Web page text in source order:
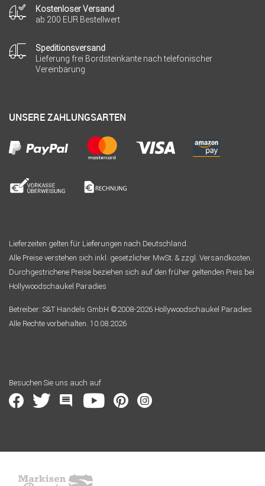
Kostenloser Versand
ab 200 EUR Bestellwert
Speditionsversand
Lieferung frei Bordsteinkante nach telefonischer
Vereinbarung
UNSERE ZAHLUNGSARTEN
Lieferzeiten gelten für Lieferungen nach Deutschland.
Alle Preise verstehen sich inkl. gesetzlicher MwSt. & zzgl. Versandkosten.
Durchgestrichene Preise beziehen sich auf den früher geltenden Preis bei
Hollywoodschaukel Paradies
Betreiber: S&T Handels GmbH ©2008-2026 Hollywoodschaukel Paradies
Alle Rechte vorbehalten. 10.08.2026
Besuchen Sie uns auch auf